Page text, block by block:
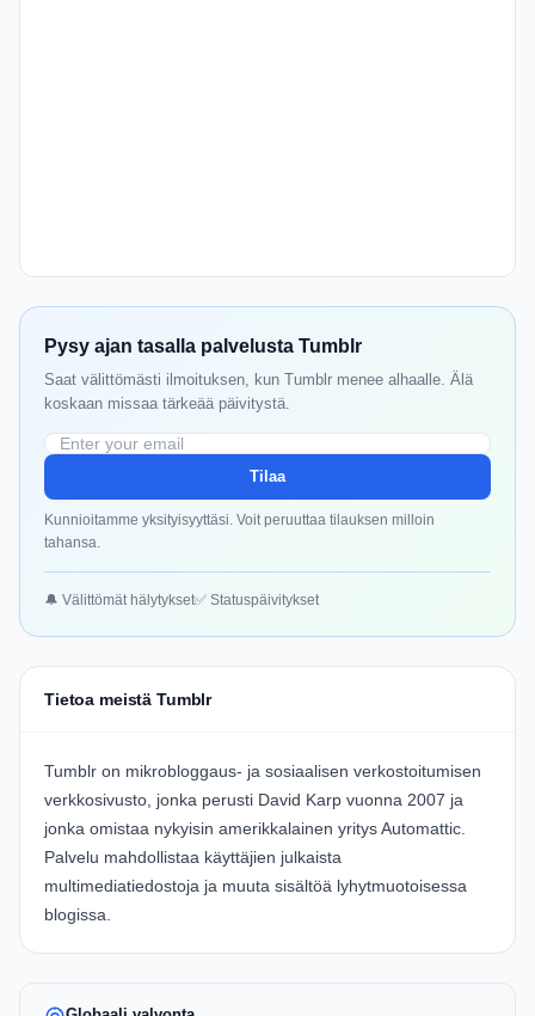
Pysy ajan tasalla palvelusta Tumblr
Saat välittömästi ilmoituksen, kun Tumblr menee alhaalle. Älä
koskaan missaa tärkeää päivitystä.
Tilaa
Kunnioitamme yksityisyyttäsi. Voit peruuttaa tilauksen milloin
tahansa.
🔔 Välittömät hälytykset✅ Statuspäivitykset
Tietoa meistä Tumblr
Tumblr on mikrobloggaus- ja sosiaalisen verkostoitumisen
verkkosivusto, jonka perusti David Karp vuonna 2007 ja
jonka omistaa nykyisin amerikkalainen yritys Automattic.
Palvelu mahdollistaa käyttäjien julkaista
multimediatiedostoja ja muuta sisältöä lyhytmuotoisessa
blogissa.